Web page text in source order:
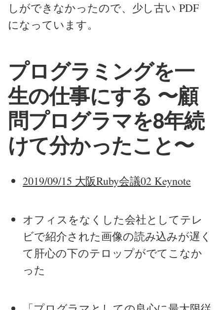
しができなかったので、少し古い PDF
になっています。
プログラミングを一
生の仕事にする 〜顧
問プログラマを8年続
けて分かったこと〜
2019/09/15 大阪Ruby会議02 Keynote
オフィスをなくした会社としてテレ
ビで紹介された画像の読み込みが遅く
て肝心の下のテロップがでてこなか
った